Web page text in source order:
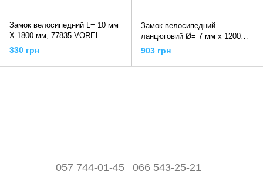
Замок велосипедний L= 10 мм
Х 1800 мм, 77835 VOREL
330 грн
Замок велосипедний
ланцюговий Ø= 7 мм x 1200
мм. на ключ, 77881 VOREL
903 грн
057 744-01-45 066 543-25-21